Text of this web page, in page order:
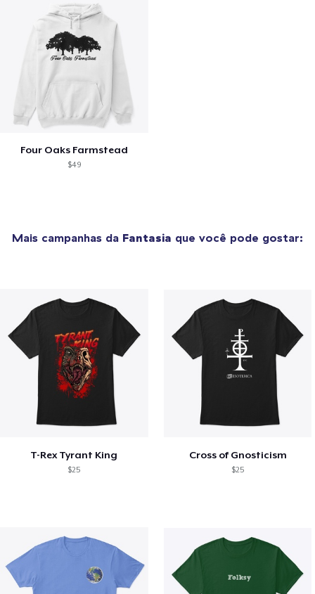
Four Oaks Farmstead
$49
Mais campanhas da Fantasia que você pode gostar:
T-Rex Tyrant King
$25
Cross of Gnosticism
$25